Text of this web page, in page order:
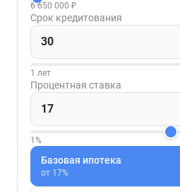
6 650 000 ₽
Срок кредитования
1 лет
Процентная ставка
1%
Базовая ипотека
от 17%